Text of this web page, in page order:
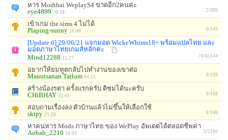
หาร Modthai WeplayS4 ขาดอีก2คนค่ะ
eye4899 20:19 2/309
เข้าเกม the sims 4 ไม่ได้
Plaping-sunny 16:00 0/143
[Update.6] 29/06/21 แจกมอด WickeWhims18+ พร้อมแปลไทย และ
มอดภาษาไทยเกมส์หลักค่ะ
Mind12288 15:27 70/65144
อยากให้ยมทูตกลับไปทำงานของเขาต่อ
Manutsanan Tatlom 04:15 0/139
สร้างน้องรตา ครั้งแรกครับ ติชมได้นะครับ
CHiBHAY 23:41 0/158
สอบถามเรื่องลง ตัวบ้านแล้วไม่ขึ้นให้เลือกใช้
sktpy 21:28 0/140
หาคนหาร Mods ภาษาไทย ของ WePlay อัพเดตได้ตลอดชีพค่า
Aobab_2210 18:03 5/2106